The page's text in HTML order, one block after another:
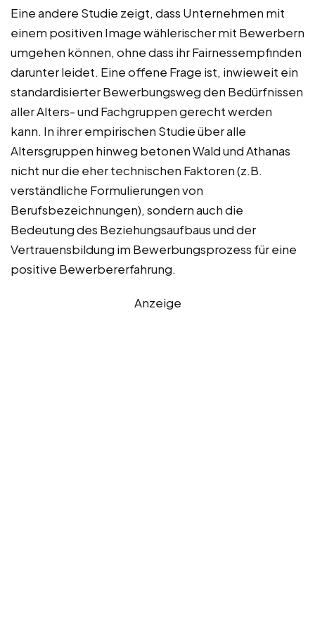
Eine andere Studie zeigt, dass Unternehmen mit
einem positiven Image wählerischer mit Bewerbern
umgehen können, ohne dass ihr Fairnessempfinden
darunter leidet. Eine offene Frage ist, inwieweit ein
standardisierter Bewerbungsweg den Bedürfnissen
aller Alters- und Fachgruppen gerecht werden
kann. In ihrer empirischen Studie über alle
Altersgruppen hinweg betonen Wald und Athanas
nicht nur die eher technischen Faktoren (z.B.
verständliche Formulierungen von
Berufsbezeichnungen), sondern auch die
Bedeutung des Beziehungsaufbaus und der
Vertrauensbildung im Bewerbungsprozess für eine
positive Bewerbererfahrung.
Anzeige